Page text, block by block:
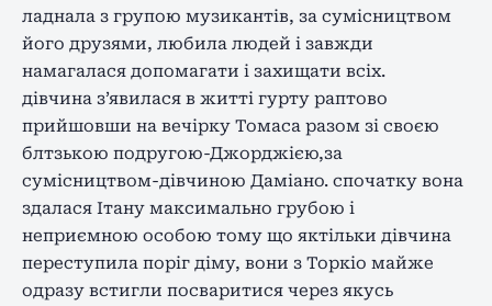
ладнала з групою музикантів, за сумісництвом
його друзями, любила людей і завжди
намагалася допомагати і захищати всіх.
дівчина з’явилася в житті гурту раптово
прийшовши на вечірку Томаса разом зі своєю
блтзькою подругою-Джорджією,за
сумісництвом-дівчиною Даміано. спочатку вона
здалася Ітану максимально грубою і
неприємною особою тому що яктільки дівчина
переступила поріг діму, вони з Торкіо майже
одразу встигли посваритися через якусь